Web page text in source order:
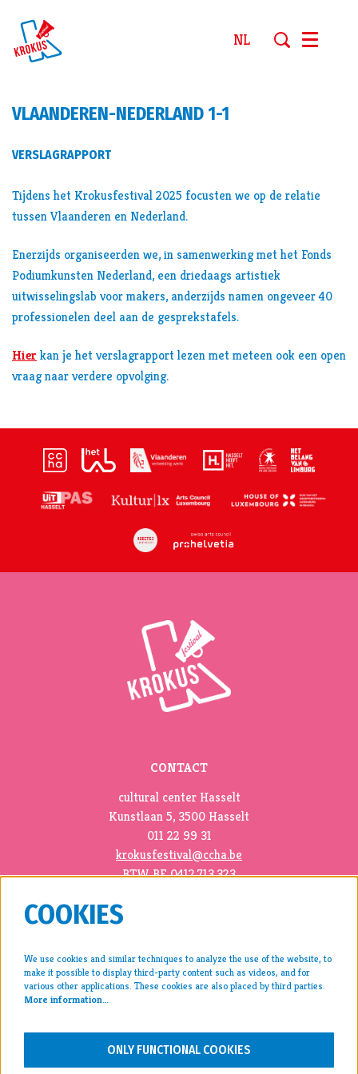
NL Menu
VLAANDEREN-NEDERLAND 1-1
VERSLAGRAPPORT
Tijdens het Krokusfestival 2025 focusten we op de relatie
tussen Vlaanderen en Nederland.
Enerzijds organiseerden we, in samenwerking met het Fonds
Podiumkunsten Nederland, een driedaags artistiek
uitwisselingslab voor makers, anderzijds namen ongeveer 40
professionelen deel aan de gesprekstafels.
Hier kan je het verslagrapport lezen met meteen ook een open
vraag naar verdere opvolging.
CONTACT
cultural center Hasselt
Kunstlaan 5, 3500 Hasselt
011 22 99 31
krokusfestival@ccha.be
BTW BE 0412.713.323
press >
COOKIES
We use cookies and similar techniques to analyze the use of the website, to
make it possible to display third-party content such as videos, and for
various other applications. These cookies are also placed by third parties.
More information…
ONLY FUNCTIONAL COOKIES